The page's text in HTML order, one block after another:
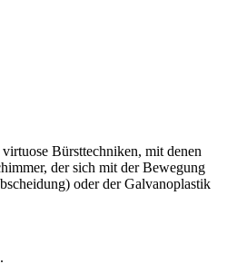
Bürsttechniken, mit denen
der sich mit der Bewegung
oder der Galvanoplastik